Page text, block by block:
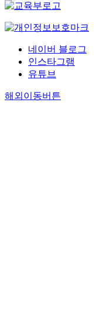
네이버 블로그
인스타그램
유튜브
해외이동버튼